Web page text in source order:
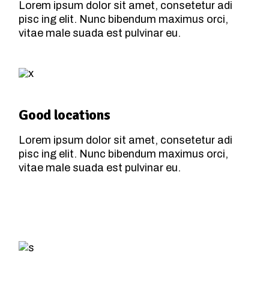
Lorem ipsum dolor sit amet, consetetur adi
pisc ing elit. Nunc bibendum maximus orci,
vitae male suada est pulvinar eu.
Good locations
Lorem ipsum dolor sit amet, consetetur adi
pisc ing elit. Nunc bibendum maximus orci,
vitae male suada est pulvinar eu.